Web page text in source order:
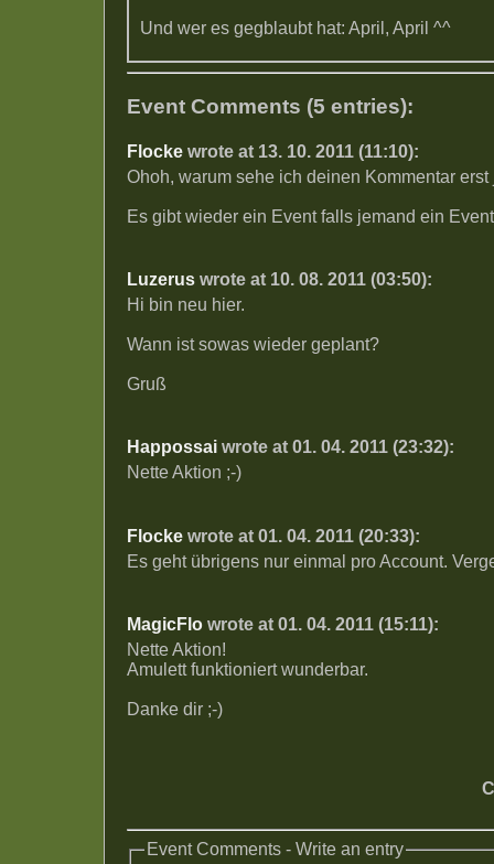
Und wer es gegblaubt hat: April, April ^^
Event Comments (5 entries):
Flocke wrote at 13. 10. 2011 (11:10):
Ohoh, warum sehe ich deinen Kommentar erst
Es gibt wieder ein Event falls jemand ein
Luzerus wrote at 10. 08. 2011 (03:50):
Hi bin neu hier.
Wann ist sowas wieder geplant?
Gruß
Happossai wrote at 01. 04. 2011 (23:32):
Nette Aktion ;-)
Flocke wrote at 01. 04. 2011 (20:33):
Es geht übrigens nur einmal pro Account.
MagicFlo wrote at 01. 04. 2011 (15:11):
Nette Aktion!
Amulett funktioniert wunderbar.
Danke dir ;-)
Event Comments - Write an entry